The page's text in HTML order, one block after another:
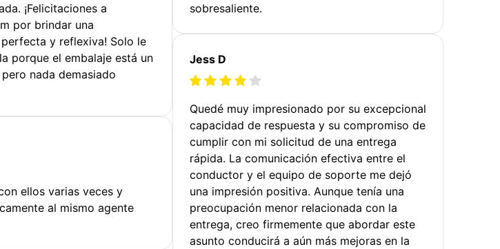
¡Felicitaciones a
por brindar una
y reflexiva! Solo le
porque el embalaje está un
nada demasiado
ellos varias veces y
al mismo agente
sobresaliente.
Jess D
Quedé muy impresionado por su excepcional
capacidad de respuesta y su compromiso de
cumplir con mi solicitud de una entrega
rápida. La comunicación efectiva entre el
conductor y el equipo de soporte me dejó
una impresión positiva. Aunque tenía una
preocupación menor relacionada con la
entrega, creo firmemente que abordar este
asunto conducirá a aún más mejoras en la